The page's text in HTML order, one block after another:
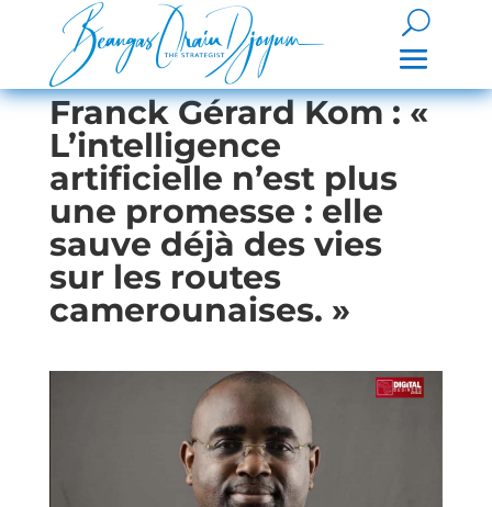
Franck Gérard Kom : «
L’intelligence
artificielle n’est plus
une promesse : elle
sauve déjà des vies
sur les routes
camerounaises. »